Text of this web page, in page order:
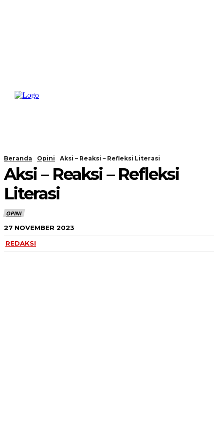
Beranda Opini Aksi – Reaksi – Refleksi Literasi
Aksi – Reaksi – Refleksi
Literasi
OPINI
27 NOVEMBER 2023
REDAKSI